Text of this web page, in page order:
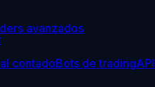
avanzados
contadoBots de trading